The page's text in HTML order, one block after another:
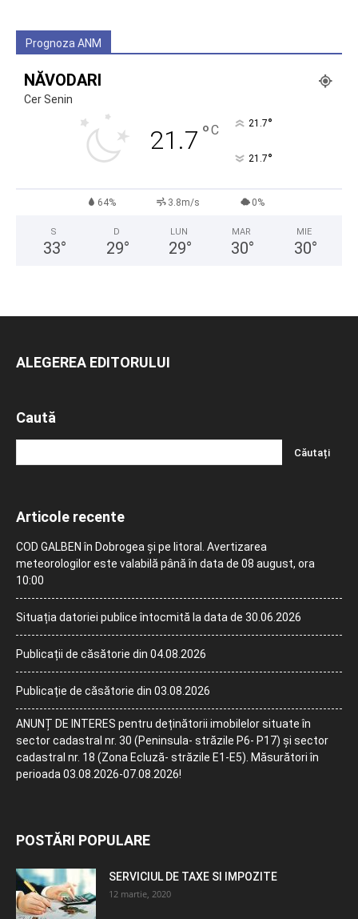
Prognoza ANM
NĂVODARI
Cer Senin
21.7 °C 21.7°
21.7°
64% 3.8m/s 0%
S
33°
D
29°
LUN
29°
MAR
30°
MIE
30°
ALEGEREA EDITORULUI
Caută
Articole recente
COD GALBEN în Dobrogea și pe litoral. Avertizarea
meteorologilor este valabilă până în data de 08 august, ora
10:00
Situația datoriei publice întocmită la data de 30.06.2026
Publicații de căsătorie din 04.08.2026
Publicație de căsătorie din 03.08.2026
ANUNȚ DE INTERES pentru deținătorii imobilelor situate în
sector cadastral nr. 30 (Peninsula- străzile P6- P17) și sector
cadastral nr. 18 (Zona Ecluză- străzile E1-E5). Măsurători în
perioada 03.08.2026-07.08.2026!
POSTĂRI POPULARE
SERVICIUL DE TAXE SI IMPOZITE
12 martie, 2020